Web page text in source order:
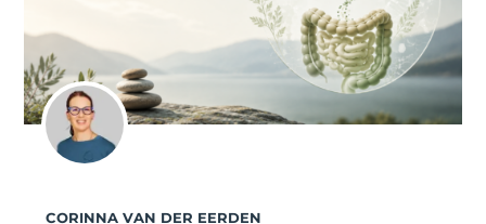
CORINNA VAN DER EERDEN